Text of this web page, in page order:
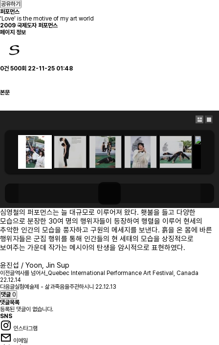
공유하기
퍼포먼스
'Love' is the motive of my art world
2009 국제도자 퍼포먼스
페이지 정보
0건 500회 22-11-25 01:48
본문
심영철의 퍼포먼스는 늘 대규모로 이루어져 왔다. 횃불을 들고 다양한
모습으로 분장한 30여 명의 행위자들이 등장하여 행렬을 이루어 현세의
추악한 인간의 모습을 풍자하고 구원의 메세지를 보낸다. 흙을 온 몸에 바른
행위자들은 군집 행위를 통해 인간들의 현 세태의 모습을 상징적으로
보여주는 가운데 작가는 메시아의 탄생을 암시적으로 표현하였다.
윤진섭 / Yoon, Jin Sup
이전글역사를 넘어서_Quebec lnternational Performance Art Festival, Canada
22.12.14
다음글실험예술제 - 삶과죽음을주관하시니 22.12.13
댓글 0
댓글목록
등록된 댓글이 없습니다.
SNS
인스타그램
이메일